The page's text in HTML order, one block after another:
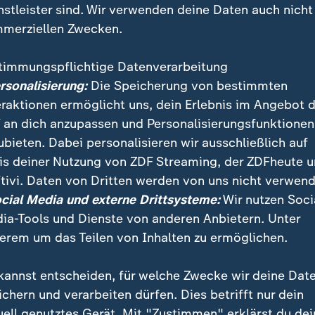
Up bietet mit „Clever Shuttle“ eine Art
an, zunächst nur in Berlin, Leipzig und
die neue Konkurrenz nicht begeistert.
sind. Wir verwenden deine Daten auch nicht
Zwecken.
Datenverarbeitung
Die Speicherung von bestimmten
ermöglicht uns, dein Erlebnis im Angebot
an dich anzupassen und Personalisierungsfunktionen
Dabei personalisieren wir ausschließlich auf
deiner Nutzung von ZDF Streaming, der ZDFheute
Daten von Dritten werden von uns nicht
Media und externe Drittsysteme:Wir nutzen
Tools und Dienste von anderen Anbietern. Unter
um das Teilen von Inhalten zu ermöglichen.
entscheiden, für welche Zwecke wir deine
und verarbeiten dürfen. Dies betrifft nur dein